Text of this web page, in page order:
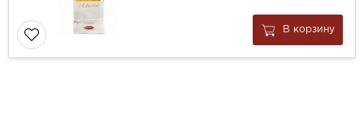
В корзину